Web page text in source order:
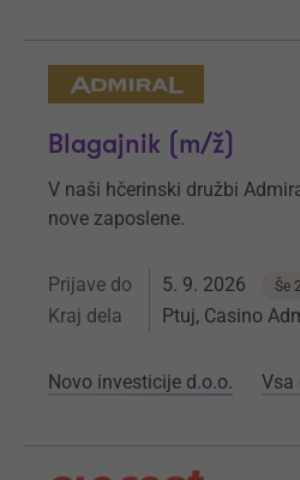
Blagajnik (m/ž)
V naši hčerinski družbi
nove zaposlene.
Prijave do 5. 9. 2026 Še
Kraj dela Ptuj, Casino
Novo investicije d.o.o. Vsa